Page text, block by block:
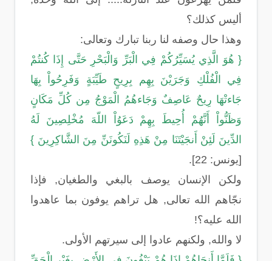
أليس كذلك؟
وهذا حال وصفه لنا ربنا تبارك وتعالى:
{ هُوَ الَّذِي يُسَيِّرُكُمْ فِي الْبَرِّ وَالْبَحْرِ حَتَّى إِذَا كُنتُمْ
فِي الْفُلْكِ وَجَرَيْنَ بِهِم بِرِيحٍ طَيِّبَةٍ وَفَرِحُواْ بِهَا
جَاءتْهَا رِيحٌ عَاصِفٌ وَجَاءهُمُ الْمَوْجُ مِن كُلِّ مَكَانٍ
وَظَنُّواْ أَنَّهُمْ أُحِيطَ بِهِمْ دَعَوُاْ اللّهَ مُخْلِصِينَ لَهُ
الدِّينَ لَئِنْ أَنجَيْتَنَا مِنْ هَذِهِ لَنَكُونَنِّ مِنَ الشَّاكِرِينَ }
[يونس: 22].
ولكن الإنسان يوصف بالبغي والطغيان, فإذا
نجّاهم الله تعالى, هل تراهم يوفون بما عاهدوا
الله عليه؟!
لا والله, ولكنهم عادوا إلى سيرتهم الأولى.